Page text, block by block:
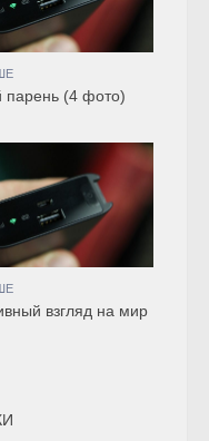
парень (4 фото)
взгляд на мир